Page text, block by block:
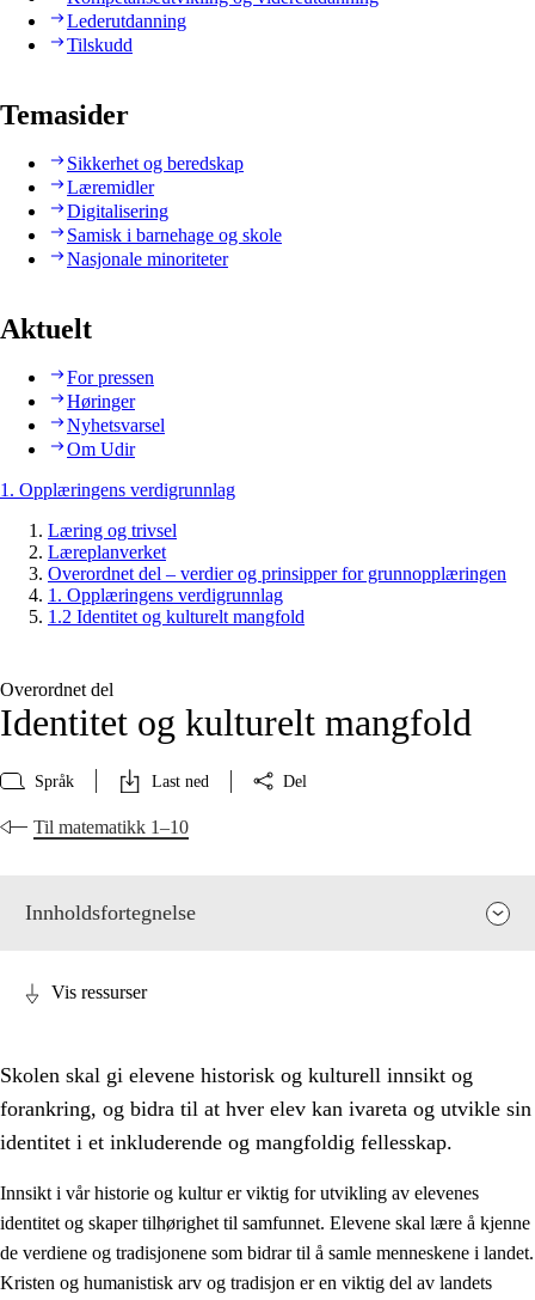
Lederutdanning
Tilskudd
Temasider
Sikkerhet og beredskap
Læremidler
Digitalisering
Samisk i barnehage og skole
Nasjonale minoriteter
Aktuelt
For pressen
Høringer
Nyhetsvarsel
Om Udir
1. Opplæringens verdigrunnlag
Læring og trivsel
Læreplanverket
Overordnet del – verdier og prinsipper for grunnopplæringen
1. Opplæringens verdigrunnlag
1.2 Identitet og kulturelt mangfold
Overordnet del
Identitet og kulturelt mangfold
Språk Last ned Del
Til matematikk 1–10
Innholdsfortegnelse
1. Opplæringens verdigrunnlag
1.1 Menneskeverdet
Vis ressurser
Skolen skal gi elevene historisk og kulturell innsikt og
forankring, og bidra til at hver elev kan ivareta og utvikle sin
identitet i et inkluderende og mangfoldig fellesskap.
Innsikt i vår historie og kultur er viktig for utvikling av elevenes
identitet og skaper tilhørighet til samfunnet. Elevene skal lære å kjenne
de verdiene og tradisjonene som bidrar til å samle menneskene i landet.
Kristen og humanistisk arv og tradisjon er en viktig del av landets